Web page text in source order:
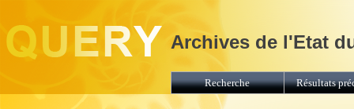
Archives de l'Etat
Recherche Résultats